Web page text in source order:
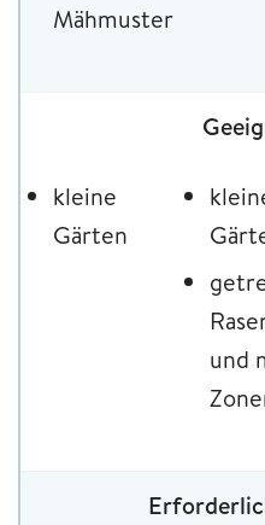
Mähmuster
kleine
Gärten
und